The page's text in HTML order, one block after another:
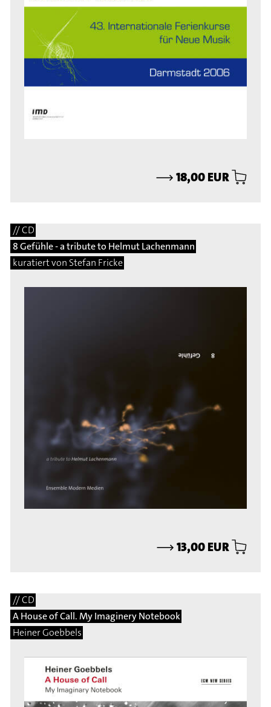
⟶18,00 EUR
// CD
8 Gefühle - a tribute to Helmut Lachenmann
kuratiert von Stefan Fricke
⟶13,00 EUR
// CD
A House of Call. My Imaginery Notebook
Heiner Goebbels